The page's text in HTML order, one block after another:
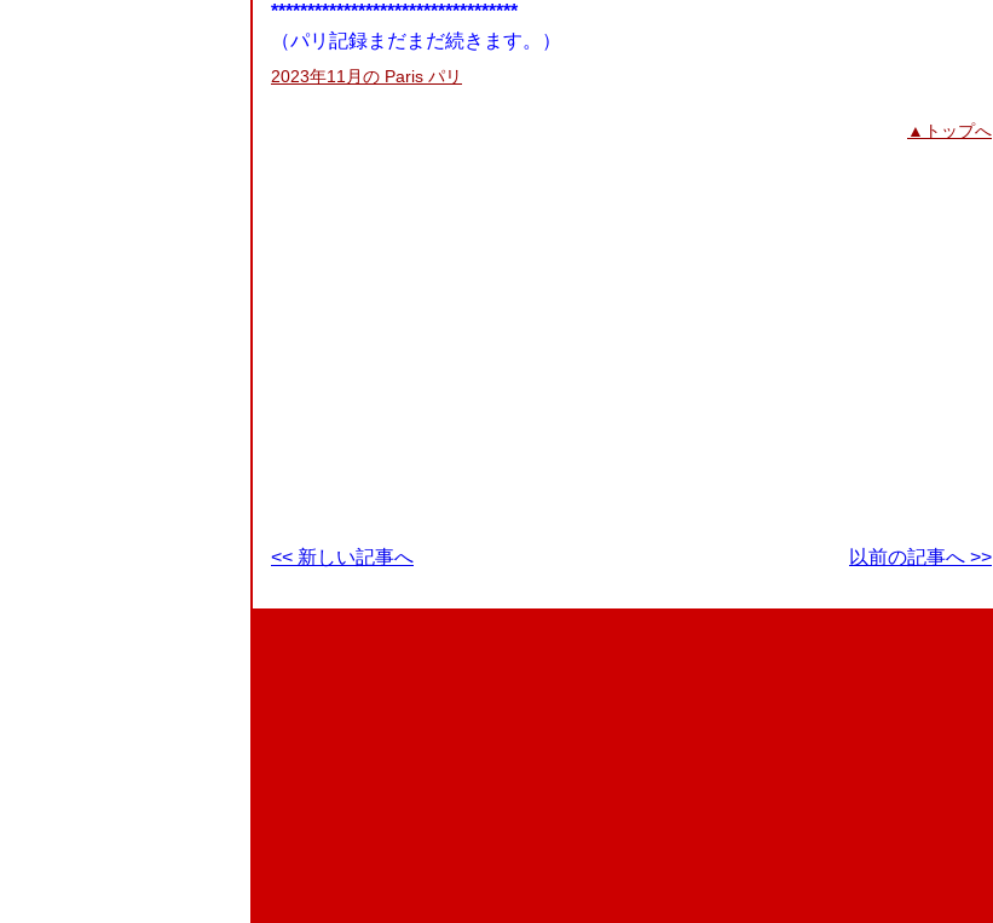
**********************************
（パリ記録まだまだ続きます。）
2023年11月の Paris パリ
▲トップへ
<< 新しい記事へ 以前の記事へ >>